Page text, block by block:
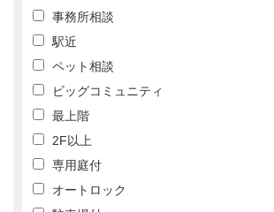
事務所相談
駅近
ペット相談
ビッグコミュニティ
最上階
2F以上
専用庭付
オートロック